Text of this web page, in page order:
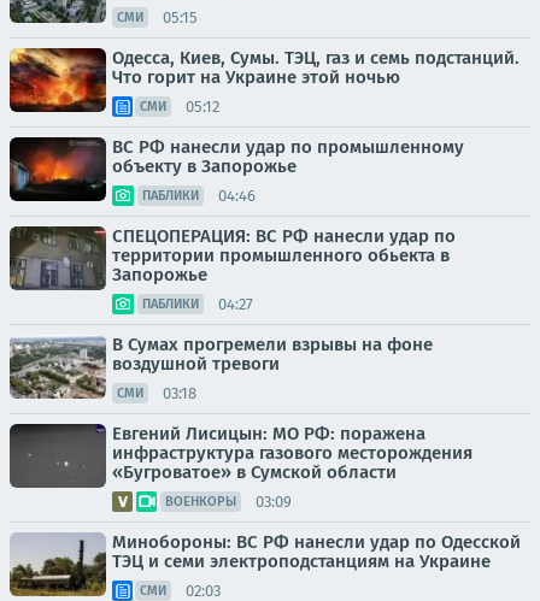
СМИ 05:15
Одесса, Киев, Сумы. ТЭЦ, газ и семь подстанций.
Что горит на Украине этой ночью
СМИ 05:12
ВС РФ нанесли удар по промышленному
объекту в Запорожье
ПАБЛИКИ 04:46
СПЕЦОПЕРАЦИЯ: ВС РФ нанесли удар по
территории промышленного обьекта в
Запорожье
ПАБЛИКИ 04:27
В Сумах прогремели взрывы на фоне
воздушной тревоги
СМИ 03:18
Евгений Лисицын: МО РФ: поражена
инфраструктура газового месторождения
«Бугроватое» в Сумской области
ВОЕНКОРЫ 03:09
Минобороны: ВС РФ нанесли удар по Одесской
ТЭЦ и семи электроподстанциям на Украине
СМИ 02:03